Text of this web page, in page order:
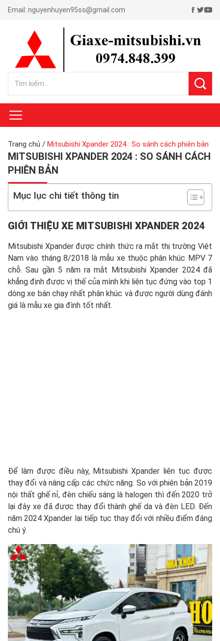
Email: nguyenhuyen95ss@gmail.com
Trang chủ / Mitsubishi Xpander 2024 : So sánh cách phiên bản
MITSUBISHI XPANDER 2024 : SO SÁNH CÁCH
PHIÊN BẢN
Mục lục chi tiết thông tin
GIỚI THIỆU XE MITSUBISHI XPANDER 2024
Mitsubishi Xpander được chính thức ra mắt thị trường Việt
Nam vào tháng 8/2018 là mẫu xe thuộc phân khúc MPV 7
chỗ. Sau gần 5 năm ra mắt Mitsubishi Xpander 2024 đã
khẳng định được vị thế của mình khi liên tục đứng vào top 1
dòng xe bán chạy nhất phân khúc và được người dùng đánh
giá là mẫu xe gia đình tốt nhất.
Để làm được điều này, Mitsubishi Xpander liên tục được
thay đổi và nâng cấp các chức năng. So với phiên bản 2019
nội thất ghế nỉ, đèn chiếu sáng là halogen thì đến 2020 trở
lại đây xe đã được thay đổi thành ghế da và đèn LED. Đến
năm 2024 Xpander lại tiếp tục thay đổi với nhiều điểm đáng
chú ý.